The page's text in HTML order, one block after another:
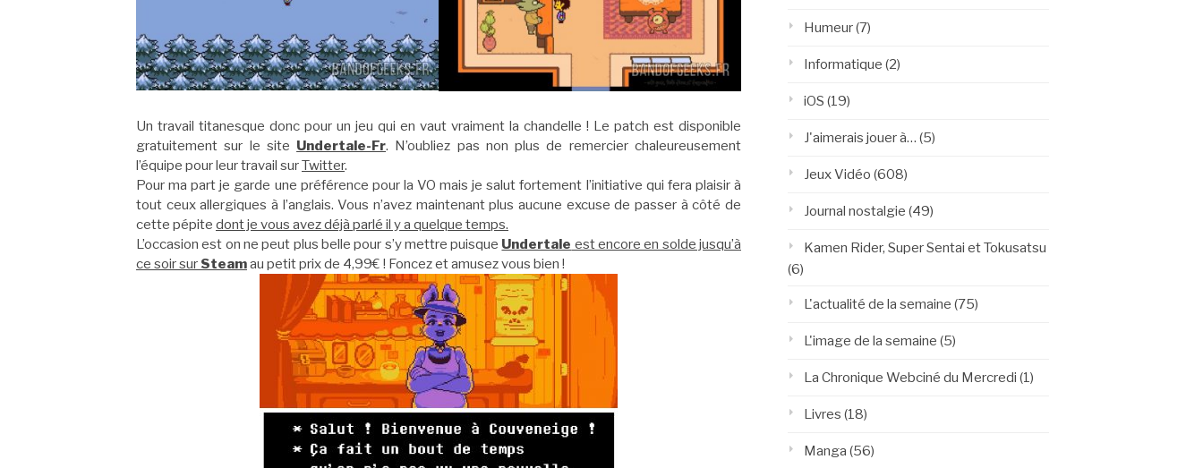
Un travail titanesque donc pour un jeu qui en vaut vraiment la chandelle ! Le patch est disponible
gratuitement sur le site Undertale-Fr. N’oubliez pas non plus de remercier chaleureusement
l’équipe pour leur travail surTwitter.
Pour ma part je garde une préférence pour la VO mais je salut fortement l’initiative qui fera plaisir à
tout ceux allergiques à l’anglais. Vous n’avez maintenant plus aucune excuse de passer à côté de
cette pépite dont je vous avez déjà parlé il y a quelque temps.
L’occasion est on ne peut plus belle pour s’y mettre puisque Undertale est encore en solde jusqu’à
ce soir sur Steamau petit prix de 4,99€ ! Foncez et amusez vous bien !
Humeur(7)
Informatique (2)
iOS (19)
J'aimerais jouer à… (5)
Jeux Vidéo (608)
Journal nostalgie (49)
Kamen Rider, Super Sentai et Tokusatsu
(6)
L'actualité de la semaine (75)
L'image de la semaine (5)
La Chronique Webciné du Mercredi (1)
Livres (18)
Manga (56)